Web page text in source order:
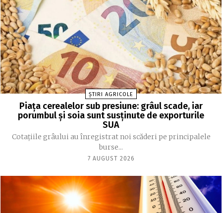
ȘTIRI AGRICOLE
Piața cerealelor sub presiune: grâul scade, iar
porumbul și soia sunt susținute de exporturile
SUA
Cotațiile grâului au înregistrat noi scăderi pe principalele
burse...
7 AUGUST 2026